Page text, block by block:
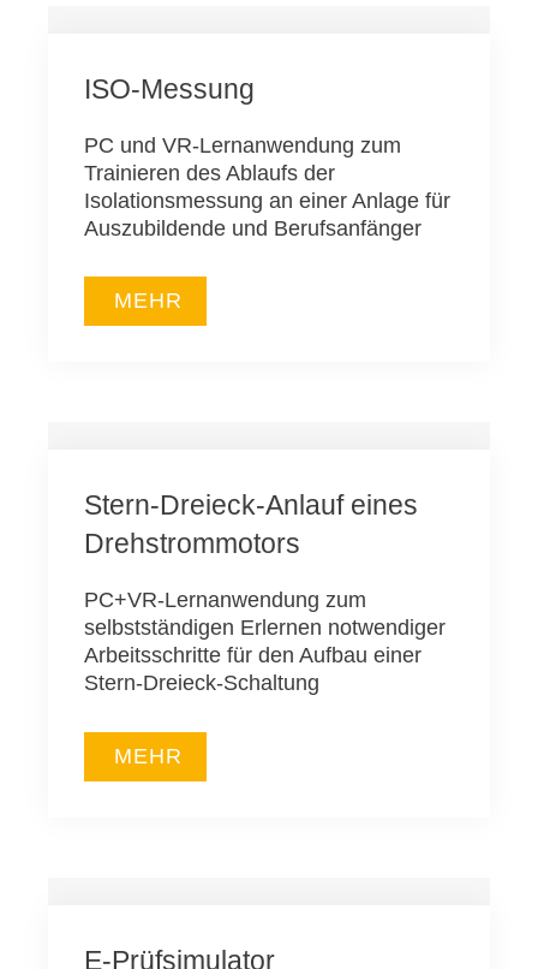
ISO-Messung
PC und VR-Lernanwendung zum
Trainieren des Ablaufs der
Isolationsmessung an einer Anlage für
Auszubildende und Berufsanfänger
MEHR
Stern-Dreieck-Anlauf eines
Drehstrommotors
PC+VR-Lernanwendung zum
selbstständigen Erlernen notwendiger
Arbeitsschritte für den Aufbau einer
Stern-Dreieck-Schaltung
MEHR
E-Prüfsimulator